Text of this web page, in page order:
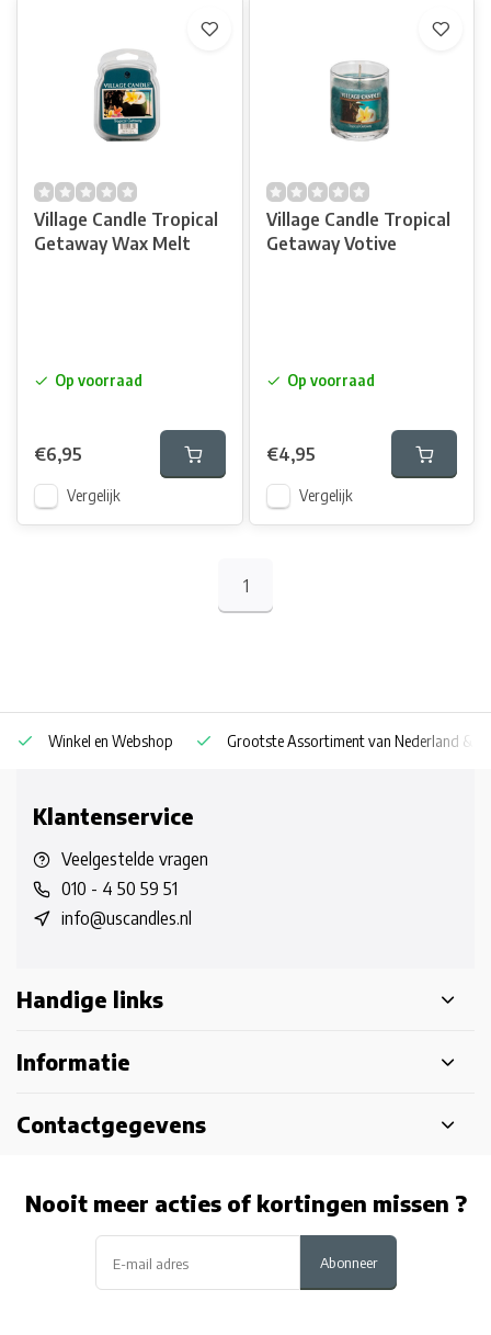
Village Candle Tropical
Getaway Wax Melt
Op voorraad
€6,95
Vergelijk
Village Candle Tropical
Getaway Votive
Op voorraad
€4,95
Vergelijk
1
Winkel en Webshop Grootste Assortiment van Nederland &
Klantenservice
Veelgestelde vragen
010 - 4 50 59 51
info@uscandles.nl
Handige links
Informatie
Contactgegevens
Nooit meer acties of kortingen missen ?
Abonneer